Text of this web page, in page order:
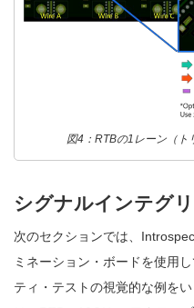
図4：RTBの1レーン（ト
シグナルインテグ
次のセクションでは、
ミネーション・ボードを使用
ティ・テストの視覚的な例を